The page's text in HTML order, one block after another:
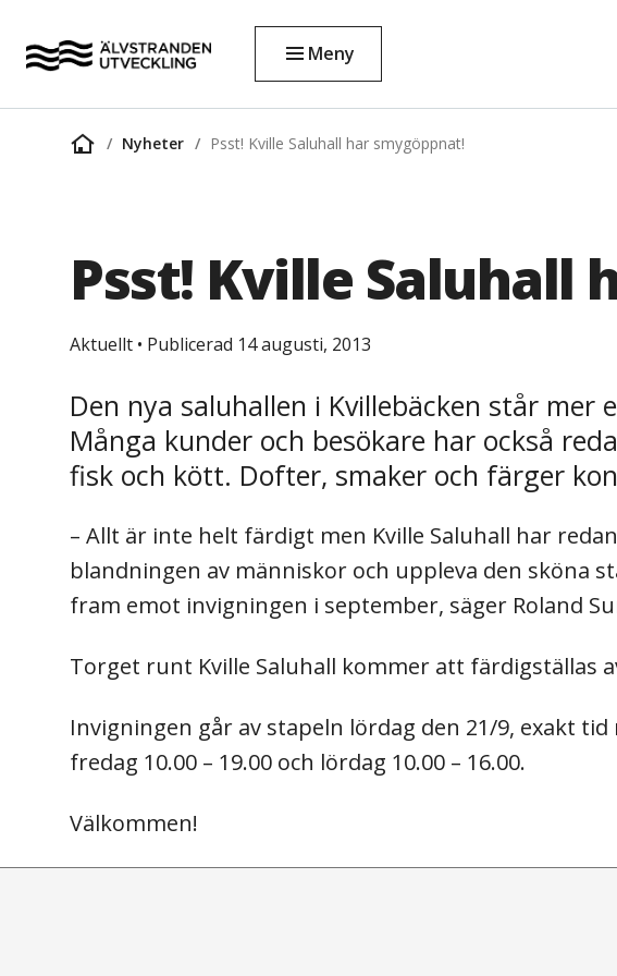
Meny
Startsida
Nyheter Psst! Kville Saluhall har smygöppnat!
Psst! Kville Saluhall
Aktuellt • Publicerad 14 augusti, 2013
Den nya saluhallen i Kvillebäcken står
Många kunder och besökare har också
fisk och kött. Dofter, smaker och färger
– Allt är inte helt färdigt men Kville Saluhall har
blandningen av människor och uppleva den sköna
fram emot invigningen i september, säger Roland
Torget runt Kville Saluhall kommer att färdigställas
Invigningen går av stapeln lördag den 21/9, exakt
fredag 10.00 – 19.00 och lördag 10.00 – 16.00.
Välkommen!